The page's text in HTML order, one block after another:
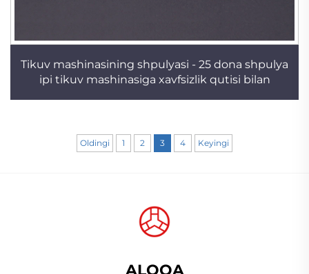
Tikuv mashinasining shpulyasi - 25 dona shpulya
ipi tikuv mashinasiga xavfsizlik qutisi bilan
Oldingi 1 2 3 4 Keyingi